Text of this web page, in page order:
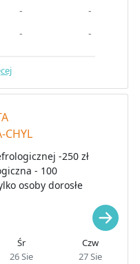
-
-
-
-
CHYL
-250 zł
- 100
osoby dorosłe
Śr
26 Sie
Czw
27 Sie